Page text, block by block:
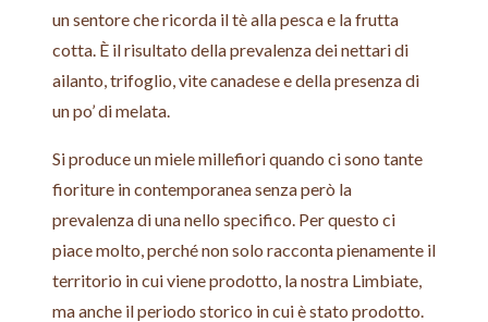
un sentore che ricorda il tè alla pesca e la frutta
cotta. È il risultato della prevalenza dei nettari di
ailanto, trifoglio, vite canadese e della presenza di
un po’ di melata.
Si produce un miele millefiori quando ci sono tante
fioriture in contemporanea senza però la
prevalenza di una nello specifico. Per questo ci
piace molto, perché non solo racconta pienamente il
territorio in cui viene prodotto, la nostra Limbiate,
ma anche il periodo storico in cui è stato prodotto.